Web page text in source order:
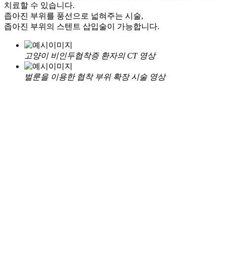
치료할 수 있습니다.
좁아진 부위를 풍선으로 넓혀주는 시술,
좁아진 부위의 스텐트 삽입술이 가능합니다.
고양이 비인두협착증 환자의 CT 영상
벌룬을 이용한 협착 부위 확장 시술 영상